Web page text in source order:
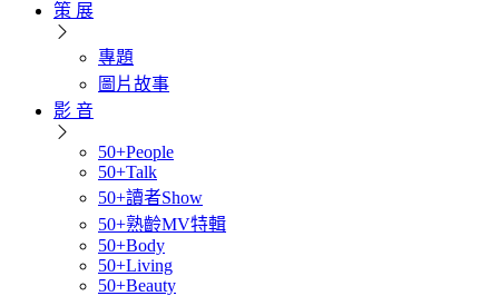
策 展
專題
圖片故事
影 音
50+People
50+Talk
50+讀者Show
50+熟齡MV特輯
50+Body
50+Living
50+Beauty